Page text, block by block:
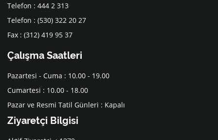
Telefon : 444 2 313
Telefon : (530) 322 20 27
Fax : (312) 419 95 37
Çalışma Saatleri
Pazartesi - Cuma : 10.00 - 19.00
Cumartesi : 10.00 - 18.00
Pazar ve Resmi Tatil Günleri : Kapalı
Ziyaretçi Bilgisi